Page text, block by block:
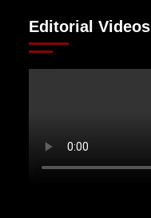
Editorial Videos